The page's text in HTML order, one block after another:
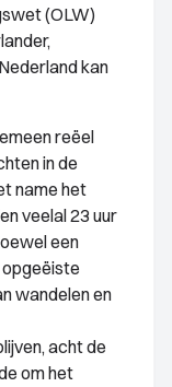
(OLW)
kan
reëel
in de
name het
veelal 23 uur
een
wandelen en
acht de
om het